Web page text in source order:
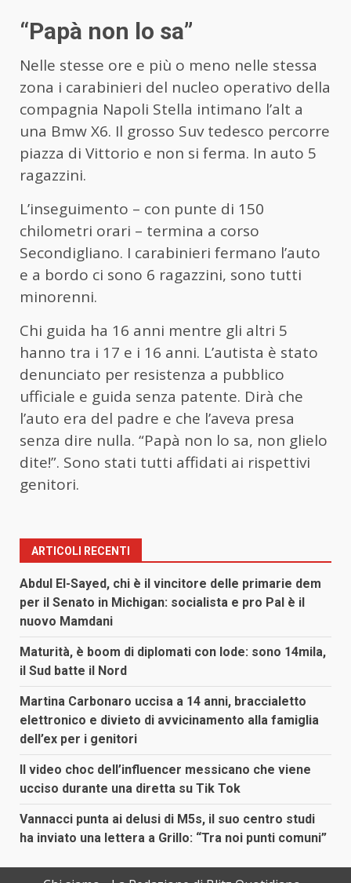
“Papà non lo sa”
Nelle stesse ore e più o meno nelle stessa
zona i carabinieri del nucleo operativo della
compagnia Napoli Stella intimano l’alt a
una Bmw X6. Il grosso Suv tedesco percorre
piazza di Vittorio e non si ferma. In auto 5
ragazzini.
L’inseguimento – con punte di 150
chilometri orari – termina a corso
Secondigliano. I carabinieri fermano l’auto
e a bordo ci sono 6 ragazzini, sono tutti
minorenni.
Chi guida ha 16 anni mentre gli altri 5
hanno tra i 17 e i 16 anni. L’autista è stato
denunciato per resistenza a pubblico
ufficiale e guida senza patente. Dirà che
l’auto era del padre e che l’aveva presa
senza dire nulla. “Papà non lo sa, non glielo
dite!”. Sono stati tutti affidati ai rispettivi
genitori.
ARTICOLI RECENTI
Abdul El-Sayed, chi è il vincitore delle primarie dem
per il Senato in Michigan: socialista e pro Pal è il
nuovo Mamdani
Maturità, è boom di diplomati con lode: sono 14mila,
il Sud batte il Nord
Martina Carbonaro uccisa a 14 anni, braccialetto
elettronico e divieto di avvicinamento alla famiglia
dell’ex per i genitori
Il video choc dell’influencer messicano che viene
ucciso durante una diretta su Tik Tok
Vannacci punta ai delusi di M5s, il suo centro studi
ha inviato una lettera a Grillo: “Tra noi punti comuni”